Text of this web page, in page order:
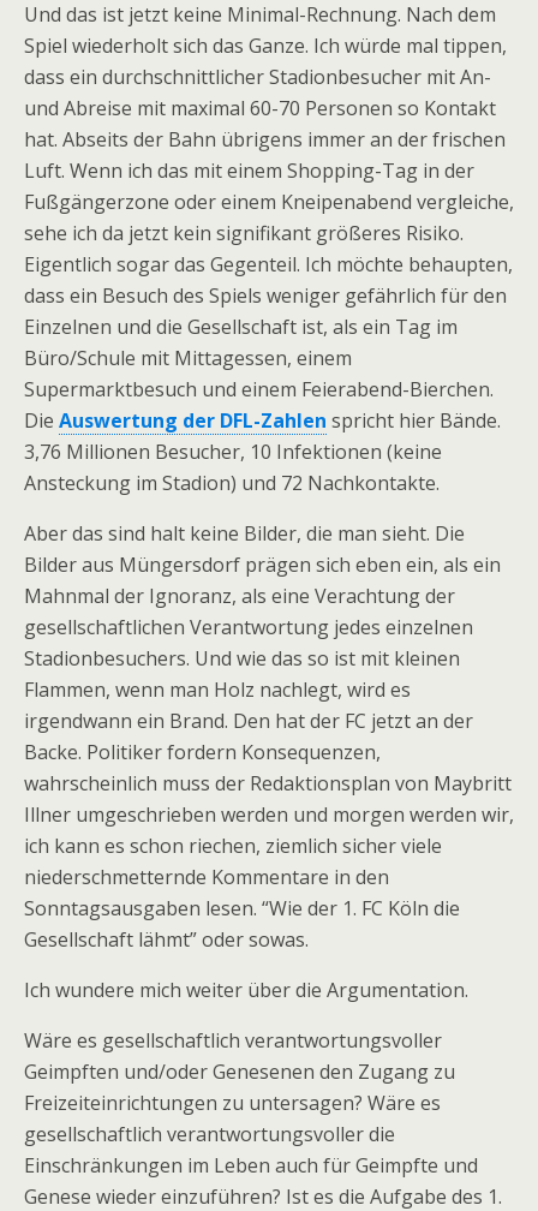
Und das ist jetzt keine Minimal-Rechnung. Nach dem
Spiel wiederholt sich das Ganze. Ich würde mal tippen,
dass ein durchschnittlicher Stadionbesucher mit An-
und Abreise mit maximal 60-70 Personen so Kontakt
hat. Abseits der Bahn übrigens immer an der frischen
Luft. Wenn ich das mit einem Shopping-Tag in der
Fußgängerzone oder einem Kneipenabend vergleiche,
sehe ich da jetzt kein signifikant größeres Risiko.
Eigentlich sogar das Gegenteil. Ich möchte behaupten,
dass ein Besuch des Spiels weniger gefährlich für den
Einzelnen und die Gesellschaft ist, als ein Tag im
Büro/Schule mit Mittagessen, einem
Supermarktbesuch und einem Feierabend-Bierchen.
Die Auswertung der DFL-Zahlen spricht hier Bände.
3,76 Millionen Besucher, 10 Infektionen (keine
Ansteckung im Stadion) und 72 Nachkontakte.
Aber das sind halt keine Bilder, die man sieht. Die
Bilder aus Müngersdorf prägen sich eben ein, als ein
Mahnmal der Ignoranz, als eine Verachtung der
gesellschaftlichen Verantwortung jedes einzelnen
Stadionbesuchers. Und wie das so ist mit kleinen
Flammen, wenn man Holz nachlegt, wird es
irgendwann ein Brand. Den hat der FC jetzt an der
Backe. Politiker fordern Konsequenzen,
wahrscheinlich muss der Redaktionsplan von Maybritt
Illner umgeschrieben werden und morgen werden wir,
ich kann es schon riechen, ziemlich sicher viele
niederschmetternde Kommentare in den
Sonntagsausgaben lesen. “Wie der 1. FC Köln die
Gesellschaft lähmt” oder sowas.
Ich wundere mich weiter über die Argumentation.
Wäre es gesellschaftlich verantwortungsvoller
Geimpften und/oder Genesenen den Zugang zu
Freizeiteinrichtungen zu untersagen? Wäre es
gesellschaftlich verantwortungsvoller die
Einschränkungen im Leben auch für Geimpfte und
Genese wieder einzuführen? Ist es die Aufgabe des 1.